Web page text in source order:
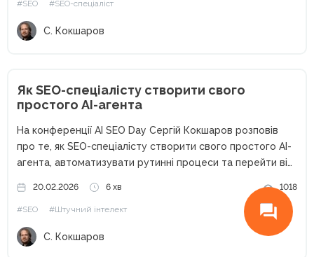
роками...
#SEO #SEO-спеціаліст
С. Кокшаров
Як SEO-спеціалісту створити свого
простого AI-агента
На конференції AI SEO Day Сергій Кокшаров розповів
про те, як SEO-спеціалісту створити свого простого AI-
агента, автоматизувати рутинні процеси та перейти від
SEO сьогодні неможливе без автоматизації Останні
кілька років SEO змінилося...
20.02.2026 6 хв 1018
#SEO #Штучний інтелект
С. Кокшаров